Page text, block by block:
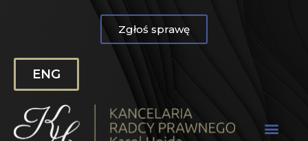
Zgłoś sprawę
ENG